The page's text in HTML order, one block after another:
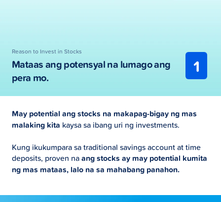
Reason to Invest in Stocks
Mataas ang potensyal na lumago ang
pera mo.
1
May potential ang stocks na makapag-bigay ng mas
malaking kita kaysa sa ibang uri ng investments.
Kung ikukumpara sa traditional savings account at time
deposits, proven naang stocks ay may potential kumita
ng mas mataas, lalo na sa mahabang panahon.